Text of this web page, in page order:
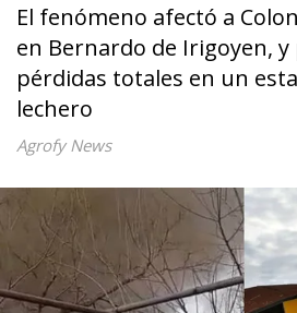
El fenómeno afectó a
en Bernardo de Irigoyen, y
pérdidas totales en un
lechero
Agrofy News